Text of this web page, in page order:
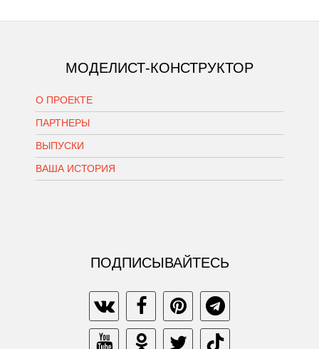
МОДЕЛИСТ-КОНСТРУКТОР
О ПРОЕКТЕ
ПАРТНЕРЫ
ВЫПУСКИ
ВАША ИСТОРИЯ
ПОДПИСЫВАЙТЕСЬ